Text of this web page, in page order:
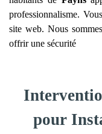
professionnalisme.
site web. Nous
offrir une sécurité
pour